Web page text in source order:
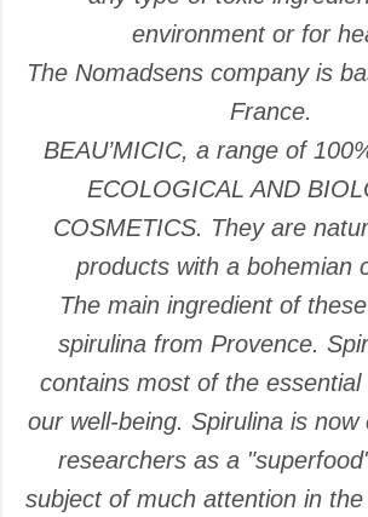
environment or for
The Nomadsens company is
France.
BEAU’MICIC, a range of
ECOLOGICAL AND
COSMETICS. They are
products with a bohemian
The main ingredient of
spirulina from Provence.
contains most of the
our well-being. Spirulina is now
researchers as a
subject of much attention in